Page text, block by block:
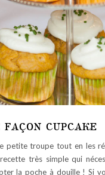
CUPCAKE
petite troupe tout en les
très simple qui
la poche à douille ! Si